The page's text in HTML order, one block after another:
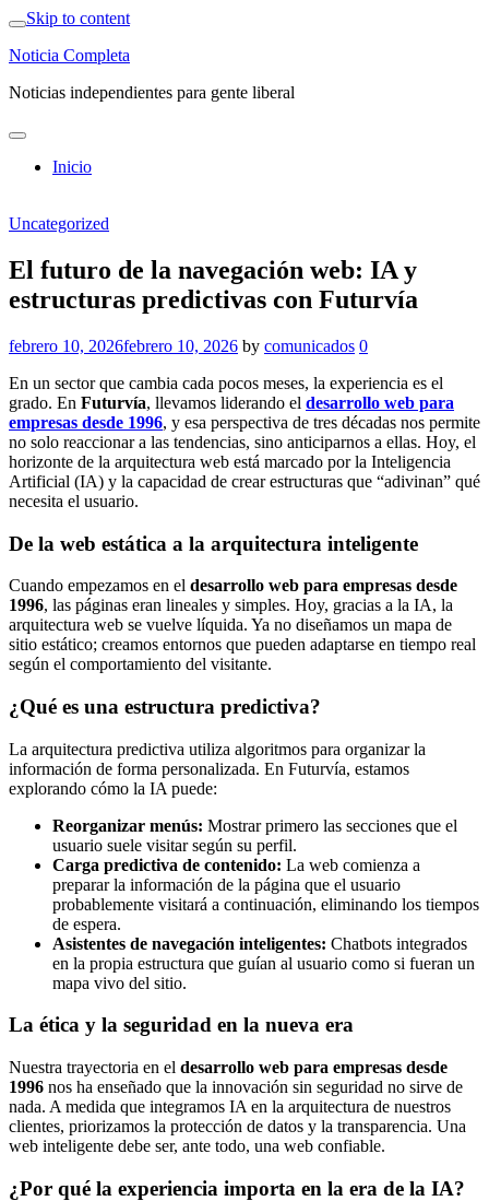
Skip to content
Noticia Completa
Noticias independientes para gente liberal
Inicio
Uncategorized
El futuro de la navegación web: IA y
estructuras predictivas con Futurvía
febrero 10, 2026febrero 10, 2026 by comunicados 0
En un sector que cambia cada pocos meses, la experiencia es el
grado. En Futurvía, llevamos liderando el desarrollo web para
empresas desde 1996, y esa perspectiva de tres décadas nos permite
no solo reaccionar a las tendencias, sino anticiparnos a ellas. Hoy, el
horizonte de la arquitectura web está marcado por la Inteligencia
Artificial (IA) y la capacidad de crear estructuras que “adivinan” qué
necesita el usuario.
De la web estática a la arquitectura inteligente
Cuando empezamos en el desarrollo web para empresas desde
1996, las páginas eran lineales y simples. Hoy, gracias a la IA, la
arquitectura web se vuelve líquida. Ya no diseñamos un mapa de
sitio estático; creamos entornos que pueden adaptarse en tiempo real
según el comportamiento del visitante.
¿Qué es una estructura predictiva?
La arquitectura predictiva utiliza algoritmos para organizar la
información de forma personalizada. En Futurvía, estamos
explorando cómo la IA puede:
Reorganizar menús: Mostrar primero las secciones que el
usuario suele visitar según su perfil.
Carga predictiva de contenido: La web comienza a
preparar la información de la página que el usuario
probablemente visitará a continuación, eliminando los tiempos
de espera.
Asistentes de navegación inteligentes: Chatbots integrados
en la propia estructura que guían al usuario como si fueran un
mapa vivo del sitio.
La ética y la seguridad en la nueva era
Nuestra trayectoria en el desarrollo web para empresas desde
1996 nos ha enseñado que la innovación sin seguridad no sirve de
nada. A medida que integramos IA en la arquitectura de nuestros
clientes, priorizamos la protección de datos y la transparencia. Una
web inteligente debe ser, ante todo, una web confiable.
¿Por qué la experiencia importa en la era de la IA?